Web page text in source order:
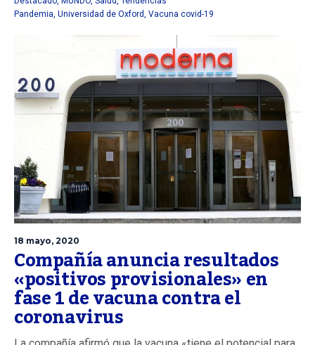
Pandemia Universidad de Oxford Vacuna covid-19
18 mayo, 2020
Compañía anuncia resultados
«positivos provisionales» en
fase 1 de vacuna contra el
coronavirus